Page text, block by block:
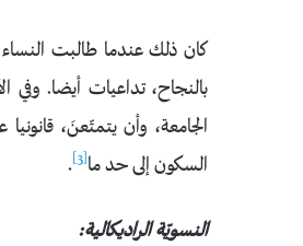
كان ذلك عندما طالبت النساء
بالنجاح، تداعيات أيضا. وفي
الجامعة، وأن يتمتّعنَ، قانونيا
السكون إلى حد ما[3]
.
النسويّة الراديكالية: